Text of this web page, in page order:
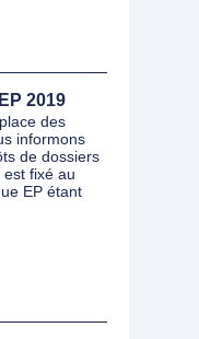
2019
des
informons
de dossiers
fixé au
EP étant